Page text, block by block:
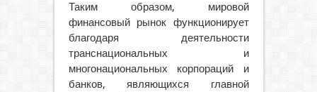
Таким образом, мировой
финансовый рынок функционирует
благодаря деятельности
транснациональных и
многонациональных корпораций и
банков, являющихся главной